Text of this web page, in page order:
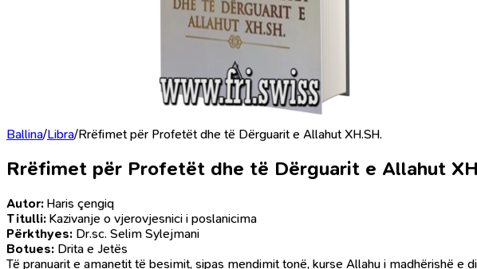
Ballina/Libra/Rrëfimet për Profetët dhe të Dërguarit e Allahut XH.SH.
Rrëfimet për Profetët dhe të Dërguarit e Allahut
Autor: Haris çengiq
Titulli: Kazivanje o vjerovjesnici i poslanicima
Përkthyes: Dr.sc. Selim Sylejmani
Botues: Drita e Jetës
Të pranuarit e amanetit të besimit, sipas mendimit tonë, kurse Allahu i madhërishë e